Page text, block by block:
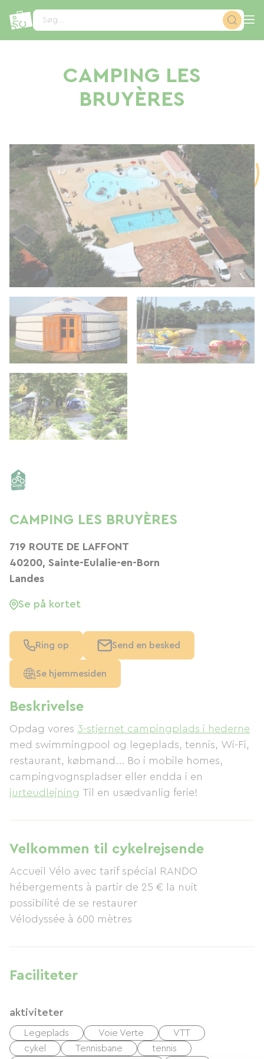
Søg...
CAMPING LES
BRUYÈRES
Beskrivelse
Opdag vores 3-stjernet campingplads i hederne
med swimmingpool og legeplads, tennis, Wi-Fi,
restaurant, købmand... Bo i mobile homes,
campingvognspladser eller endda i en
jurteudlejning Til en usædvanlig ferie!
Velkommen til cykelrejsende
Accueil Vélo avec tarif spécial RANDO
hébergements à partir de 25 € la nuit
possibilité de se restaurer
Vélodyssée à 600 mètres
Faciliteter
aktiviteter
Legeplads Voie Verte
VTT
cykel
Tennisbane
tennis
CAMPING LES BRUYÈRES
719 ROUTE DE LAFFONT
40200, Sainte-Eulalie-en-Born
Landes
Se på kortet
Ring op Send en besked
Se hjemmesiden
CCookie-styringspanel